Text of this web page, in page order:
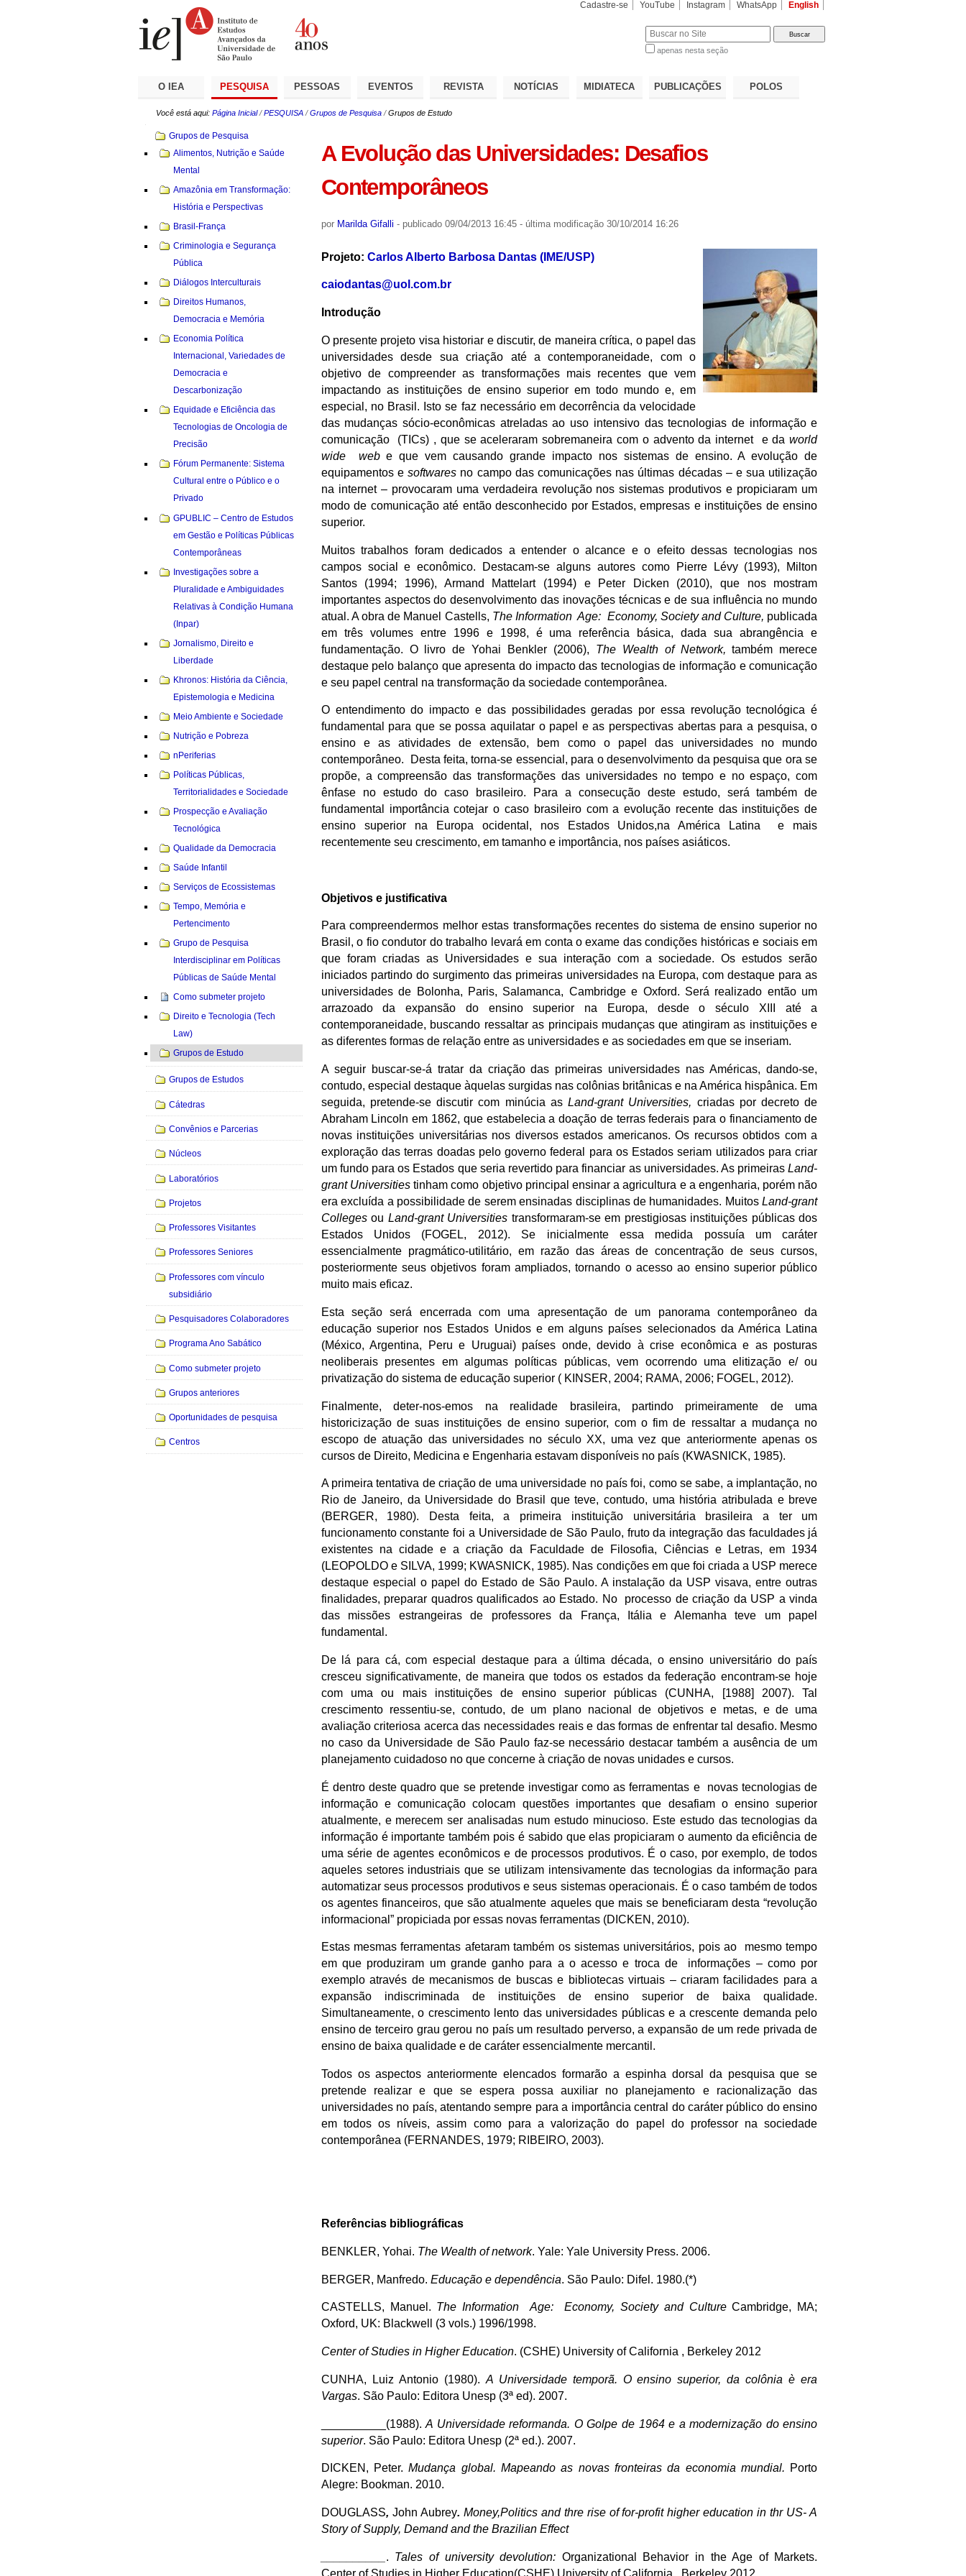
Cadastre-se YouTube Instagram WhatsApp English
apenas nesta seção
O IEA PESQUISA PESSOAS EVENTOS REVISTA NOTÍCIAS MIDIATECA PUBLICAÇÕES POLOS
Você está aqui: Página Inicial /PESQUISA /Grupos de Pesquisa /Grupos de Estudo
A Evolução das Universidades: Desafios
Contemporâneos
por Marilda Gifalli - publicado09/04/2013 16:45 - última modificação30/10/2014 16:26
Projeto: Carlos Alberto Barbosa Dantas (IME/USP)
caiodantas@uol.com.br
Introdução
O presente projeto visa historiar e discutir, de maneira crítica, o papel das
universidades desde sua criação até a contemporaneidade, com o
objetivo de compreender as transformações mais recentes que vem
impactando as instituições de ensino superior em todo mundo e, em
especial, no Brasil. Isto se faz necessário em decorrência da velocidade
das mudanças sócio-econômicas atreladas ao uso intensivo das tecnologias de informação e
comunicação (TICs) , que se aceleraram sobremaneira com o advento da internet e daworld
wide webe que vem causando grande impacto nos sistemas de ensino. A evolução de
equipamentos esoftwares no campo das comunicações nas últimas décadas – e sua utilização
na internet – provocaram uma verdadeira revolução nos sistemas produtivos e propiciaram um
modo de comunicação até então desconhecido por Estados, empresas e instituições de ensino
superior.
Muitos trabalhos foram dedicados a entender o alcance e o efeito dessas tecnologias nos
campos social e econômico. Destacam-se alguns autores como Pierre Lévy (1993), Milton
Santos (1994; 1996), Armand Mattelart (1994) e Peter Dicken (2010), que nos mostram
importantes aspectos do desenvolvimento das inovações técnicas e de sua influência no mundo
atual. A obra de Manuel Castells, The Information Age: Economy, Society and Culture, publicada
em três volumes entre 1996 e 1998, é uma referência básica, dada sua abrangência e
fundamentação. O livro de Yohai Benkler (2006), The Wealth of Network,também merece
destaque pelo balanço que apresenta do impacto das tecnologias de informação e comunicação
e seu papel central na transformação da sociedade contemporânea.
O entendimento do impacto e das possibilidades geradas por essa revolução tecnológica é
fundamental para que se possa aquilatar o papel e as perspectivas abertas para a pesquisa, o
ensino e as atividades de extensão, bem como o papel das universidades no mundo
contemporâneo. Desta feita, torna-se essencial, para o desenvolvimento da pesquisa que ora se
propõe, a compreensão das transformações das universidades no tempo e no espaço, com
ênfase no estudo do caso brasileiro. Para a consecução deste estudo, será também de
fundamental importância cotejar o caso brasileiro com a evolução recente das instituições de
ensino superior na Europa ocidental, nos Estados Unidos,na América Latina e mais
recentemente seu crescimento, em tamanho e importância, nos países asiáticos.
Objetivos e justificativa
Para compreendermos melhor estas transformações recentes do sistema de ensino superior no
Brasil, o fio condutor do trabalho levará em conta o exame das condições históricas e sociais em
que foram criadas as Universidades e sua interação com a sociedade. Os estudos serão
iniciados partindo do surgimento das primeiras universidades na Europa, com destaque para as
universidades de Bolonha, Paris, Salamanca, Cambridge e Oxford. Será realizado então um
arrazoado da expansão do ensino superior na Europa, desde o século XIII até a
contemporaneidade, buscando ressaltar as principais mudanças que atingiram as instituições e
as diferentes formas de relação entre as universidades e as sociedades em que se inseriam.
A seguir buscar-se-á tratar da criação das primeiras universidades nas Américas, dando-se,
contudo, especial destaque àquelas surgidas nas colônias britânicas e na América hispânica. Em
seguida, pretende-se discutir com minúcia asLand-grant Universities, criadas por decreto de
Abraham Lincoln em 1862, que estabelecia a doação de terras federais para o financiamento de
novas instituições universitárias nos diversos estados americanos. Os recursos obtidos com a
exploração das terras doadas pelo governo federal para os Estados seriam utilizados para criar
um fundo para os Estados que seria revertido para financiar as universidades. As primeirasLand-
grant Universitiestinham como objetivo principal ensinar a agricultura e a engenharia, porém não
era excluída a possibilidade de serem ensinadas disciplinas de humanidades. MuitosLand-grant
Collegesou Land-grant Universities transformaram-se em prestigiosas instituições públicas dos
Estados Unidos (FOGEL, 2012). Se inicialmente essa medida possuía um caráter
essencialmente pragmático-utilitário, em razão das áreas de concentração de seus cursos,
posteriormente seus objetivos foram ampliados, tornando o acesso ao ensino superior público
muito mais eficaz.
Esta seção será encerrada com uma apresentação de um panorama contemporâneo da
educação superior nos Estados Unidos e em alguns países selecionados da América Latina
(México, Argentina, Peru e Uruguai) países onde, devido à crise econômica e as posturas
neoliberais presentes em algumas políticas públicas, vem ocorrendo uma elitização e/ ou
privatização do sistema de educação superior ( KINSER, 2004; RAMA, 2006; FOGEL, 2012).
Finalmente, deter-nos-emos na realidade brasileira, partindo primeiramente de uma
historicização de suas instituições de ensino superior, com o fim de ressaltar a mudança no
escopo de atuação das universidades no século XX, uma vez que anteriormente apenas os
cursos de Direito, Medicina e Engenharia estavam disponíveis no país (KWASNICK, 1985).
A primeira tentativa de criação de uma universidade no país foi, como se sabe, a implantação, no
Rio de Janeiro, da Universidade do Brasil que teve, contudo, uma história atribulada e breve
(BERGER, 1980). Desta feita, a primeira instituição universitária brasileira a ter um
funcionamento constante foi a Universidade de São Paulo, fruto da integração das faculdades já
existentes na cidade e a criação da Faculdade de Filosofia, Ciências e Letras, em 1934
(LEOPOLDO e SILVA, 1999; KWASNICK, 1985). Nas condições em que foi criada a USP merece
destaque especial o papel do Estado de São Paulo. A instalação da USP visava, entre outras
finalidades, preparar quadros qualificados ao Estado. No processo de criação da USP a vinda
das missões estrangeiras de professores da França, Itália e Alemanha teve um papel
fundamental.
De lá para cá, com especial destaque para a última década, o ensino universitário do país
cresceu significativamente, de maneira que todos os estados da federação encontram-se hoje
com uma ou mais instituições de ensino superior públicas (CUNHA, [1988] 2007). Tal
crescimento ressentiu-se, contudo, de um plano nacional de objetivos e metas, e de uma
avaliação criteriosa acerca das necessidades reais e das formas de enfrentar tal desafio. Mesmo
no caso da Universidade de São Paulo faz-se necessário destacar também a ausência de um
planejamento cuidadoso no que concerne à criação de novas unidades e cursos.
É dentro deste quadro que se pretende investigar como as ferramentas e novas tecnologias de
informação e comunicação colocam questões importantes que desafiam o ensino superior
atualmente, e merecem ser analisadas num estudo minucioso. Este estudo das tecnologias da
informação é importante também pois é sabido que elas propiciaram o aumento da eficiência de
uma série de agentes econômicos e de processos produtivos. É o caso, por exemplo, de todos
aqueles setores industriais que se utilizam intensivamente das tecnologias da informação para
automatizar seus processos produtivos e seus sistemas operacionais. É o caso também de todos
os agentes financeiros, que são atualmente aqueles que mais se beneficiaram desta “revolução
informacional” propiciada por essas novas ferramentas (DICKEN, 2010).
Estas mesmas ferramentas afetaram também os sistemas universitários, pois ao mesmo tempo
em que produziram um grande ganho para a o acesso e troca de informações – como por
exemplo através de mecanismos de buscas e bibliotecas virtuais – criaram facilidades para a
expansão indiscriminada de instituições de ensino superior de baixa qualidade.
Simultaneamente, o crescimento lento das universidades públicas e a crescente demanda pelo
ensino de terceiro grau gerou no país um resultado perverso, a expansão de um rede privada de
ensino de baixa qualidade e de caráter essencialmente mercantil.
Todos os aspectos anteriormente elencados formarão a espinha dorsal da pesquisa que se
pretende realizar e que se espera possa auxiliar no planejamento e racionalização das
universidades no país, atentando sempre para a importância central do caráter público do ensino
em todos os níveis, assim como para a valorização do papel do professor na sociedade
contemporânea (FERNANDES, 1979; RIBEIRO, 2003).
Referências bibliográficas
BENKLER, Yohai. The Wealth of network. Yale: Yale University Press. 2006.
BERGER, Manfredo. Educação e dependência. São Paulo: Difel. 1980.(*)
CASTELLS, Manuel. The Information Age: Economy, Society and CultureCambridge, MA;
Oxford, UK: Blackwell (3 vols.) 1996/1998.
Center of Studies in Higher Education. (CSHE) University of California , Berkeley 2012
CUNHA, Luiz Antonio (1980). A Universidade temporã. O ensino superior, da colônia è era
Vargas. São Paulo: Editora Unesp (3ª ed). 2007.
__________(1988).A Universidade reformanda. O Golpe de 1964 e a modernização do ensino
superior. São Paulo: Editora Unesp (2ª ed.). 2007.
DICKEN, Peter.Mudança global. Mapeando as novas fronteiras da economia mundial. Porto
Alegre: Bookman. 2010.
DOUGLASS, John Aubrey. Money,Politics and thre rise of for-profit higher education in thr US- A
Story of Supply, Demand and the Brazilian Effect
. Tales of university devolution: Organizational Behavior in the Age of Markets.
Center of Studies in Higher Education(CSHE) University of California , Berkeley 2012.
Navegação
Grupos de Pesquisa
Alimentos, Nutrição e Saúde
Mental
Amazônia em Transformação:
História e Perspectivas
Brasil-França
Criminologia e Segurança
Pública
Diálogos Interculturais
Direitos Humanos,
Democracia e Memória
Economia Política
Internacional, Variedades de
Democracia e
Descarbonização
Equidade e Eficiência das
Tecnologias de Oncologia de
Precisão
Fórum Permanente: Sistema
Cultural entre o Público e o
Privado
GPUBLIC – Centro de Estudos
em Gestão e Políticas Públicas
Contemporâneas
Investigações sobre a
Pluralidade e Ambiguidades
Relativas à Condição Humana
(Inpar)
Jornalismo, Direito e
Liberdade
Khronos: História da Ciência,
Epistemologia e Medicina
Meio Ambiente e Sociedade
Nutrição e Pobreza
nPeriferias
Políticas Públicas,
Territorialidades e Sociedade
Prospecção e Avaliação
Tecnológica
Qualidade da Democracia
Saúde Infantil
Serviços de Ecossistemas
Tempo, Memória e
Pertencimento
Grupo de Pesquisa
Interdisciplinar em Políticas
Públicas de Saúde Mental
Como submeter projeto
Direito e Tecnologia (Tech
Law)
Grupos de Estudo
Grupos de Estudos
Cátedras
Convênios e Parcerias
Núcleos
Laboratórios
Projetos
Professores Visitantes
Professores Seniores
Professores com vínculo
subsidiário
Pesquisadores Colaboradores
Programa Ano Sabático
Como submeter projeto
Grupos anteriores
Oportunidades de pesquisa
Centros